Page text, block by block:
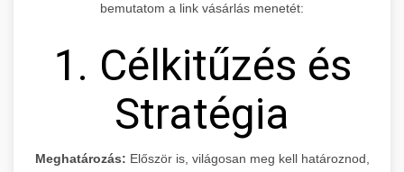
bemutatom a link vásárlás menetét:
1. Célkitűzés és
Stratégia
Meghatározás: Először is, világosan meg kell határoznod,